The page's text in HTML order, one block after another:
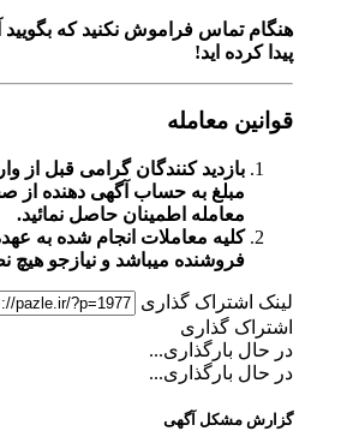
هنگام تماس فراموش نکنید که بگویید آگهی
پیدا کرده اید!
قوانین معامله
بازدید کنندگان گرامی قبل از واریز
مبلغ به حساب آگهی دهنده از صحت
معامله اطمینان حاصل نمائید.
کلیه معاملات انجام شده به عهده
فروشنده میباشد و نیازجو هیچ نظارتی
لینک اشتراک گذاری
اشتراک گذاری
در حال بارگذاری...
در حال بارگذاری...
گزارش مشکل آگهی